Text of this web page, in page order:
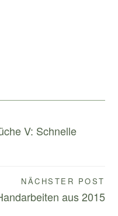
V: Schnelle
NÄCHSTER POST
aus 2015